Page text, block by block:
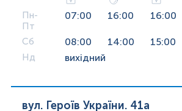
Пн-
Пт
07:00 16:00 16:00
Сб 08:00 14:00 15:00
Нд вихідний
вул. Героїв України. 41а